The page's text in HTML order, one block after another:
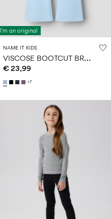
I'm an original
NAME IT KIDS
V
ISCOSE BOOTCUT BROEK
€ 23,99
+7